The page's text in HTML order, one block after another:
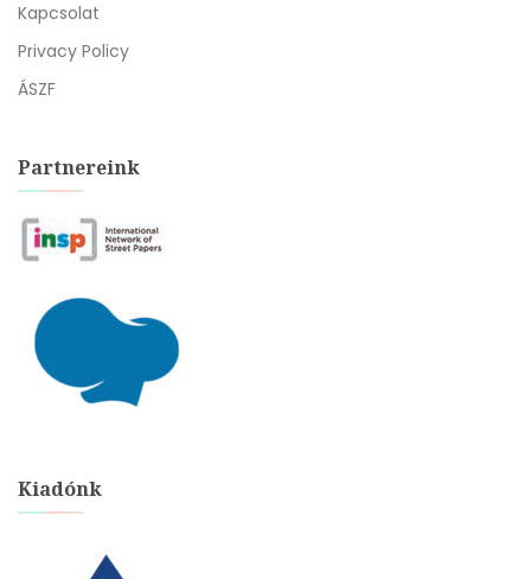
Kapcsolat
Privacy Policy
ÁSZF
Partnereink
Kiadónk